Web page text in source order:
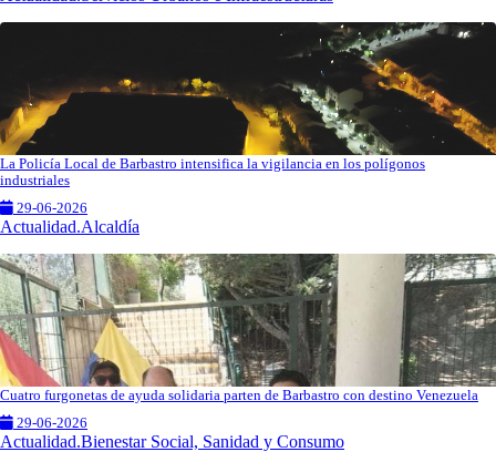
La Policía Local de Barbastro intensifica la vigilancia en los polígonos
industriales
29-06-2026
Actualidad.Alcaldía
Cuatro furgonetas de ayuda solidaria parten de Barbastro con destino Venezuela
29-06-2026
Actualidad.Bienestar Social, Sanidad y Consumo